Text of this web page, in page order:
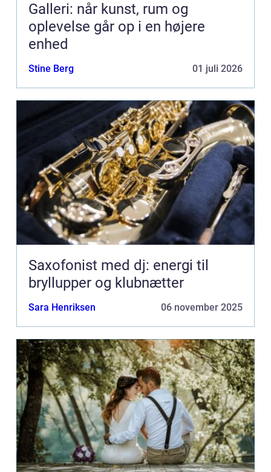
Galleri: når kunst, rum og
oplevelse går op i en højere
enhed
Stine Berg 01 juli 2026
Saxofonist med dj: energi til
bryllupper og klubnætter
Sara Henriksen 06 november 2025